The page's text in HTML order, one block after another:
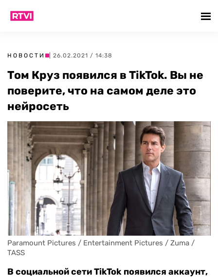
НОВОСТИ | 26.02.2021 / 14:38
Том Круз появился в TikTok. Вы не
поверите, что на самом деле это
нейросеть
Paramount Pictures / Entertainment Pictures / Zuma /
TASS
В социальной сети TikTok появился аккаунт,